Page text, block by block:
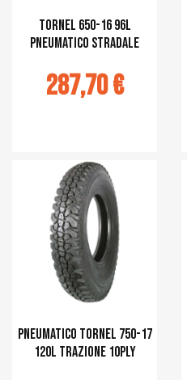
TORNEL 650-16 96L
Pneumatico stradale
287,70 €
pneumatico TORNEL 750-17
120L Trazione 10ply